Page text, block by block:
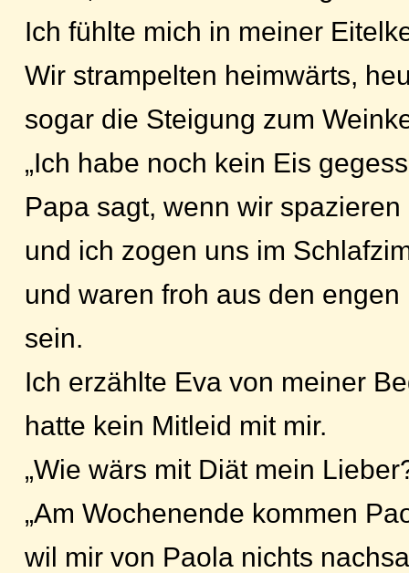
Ich fühlte mich in meiner
Wir strampelten heimwärts,
sogar die Steigung zum
„Ich habe noch kein Eis
Papa sagt, wenn wir
und ich zogen uns im
und waren froh aus den
sein.
Ich erzählte Eva von meiner
hatte kein Mitleid mit mir.
„Wie wärs mit Diät mein
„Am Wochenende kommen
wil mir von Paola nichts